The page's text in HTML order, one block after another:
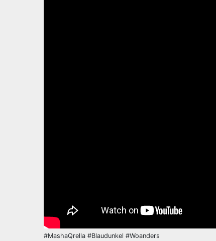
#MashaQrella #Blaudunkel #Woanders